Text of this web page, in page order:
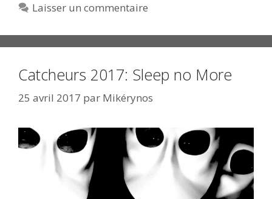
Laisser un commentaire
Catcheurs 2017: Sleep no More
25 avril 2017 par Mikérynos